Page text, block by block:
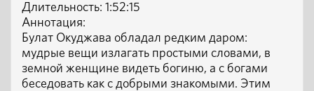
Длительность: 1:52:15
Аннотация:
Булат Окуджава обладал редким даром:
мудрые вещи излагать простыми словами, в
земной женщине видеть богиню, а с богами
беседовать как с добрыми знакомыми. Этим